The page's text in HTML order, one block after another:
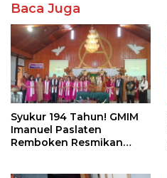
Baca Juga
Syukur 194 Tahun! GMIM
Imanuel Paslaten
Remboken Resmikan